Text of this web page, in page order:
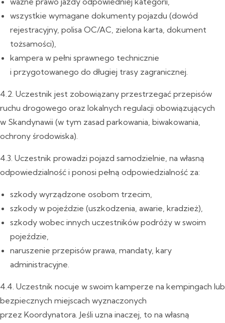
wszystkie wymagane dokumenty pojazdu (dowód
rejestracyjny, polisa OC/AC, zielona karta, dokument
tożsamości),
kampera w pełni sprawnego technicznie
i przygotowanego do długiej trasy zagranicznej.
4.2. Uczestnik jest zobowiązany przestrzegać przepisów
ruchu drogowego oraz lokalnych regulacji obowiązujących
w Skandynawii (w tym zasad parkowania, biwakowania,
ochrony środowiska).
4.3. Uczestnik prowadzi pojazd samodzielnie, na własną
odpowiedzialność i ponosi pełną odpowiedzialność za:
szkody wyrządzone osobom trzecim,
szkody w pojeździe (uszkodzenia, awarie, kradzież),
szkody wobec innych uczestników podróży w swoim
pojeździe,
naruszenie przepisów prawa, mandaty, kary
administracyjne.
4.4. Uczestnik nocuje w swoim kamperze na kempingach lub
bezpiecznych miejscach wyznaczonych
przez Koordynatora. Jeśli uzna inaczej, to na własną